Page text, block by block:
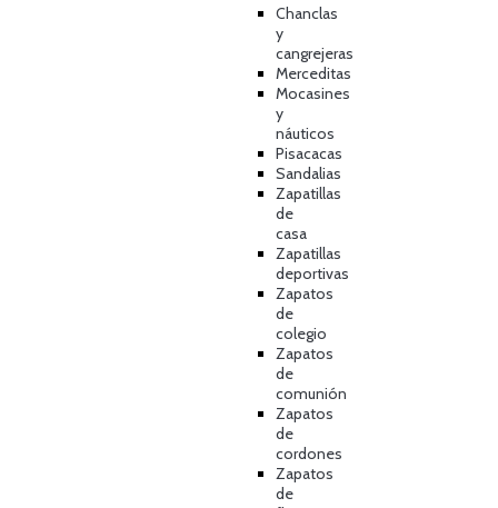
Chanclas
y
cangrejeras
Merceditas
Mocasines
y
náuticos
Pisacacas
Sandalias
Zapatillas
de
casa
Zapatillas
deportivas
Zapatos
de
colegio
Zapatos
de
comunión
Zapatos
de
cordones
Zapatos
de